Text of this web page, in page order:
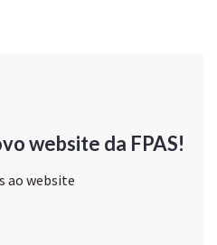
website da FPAS!
ao website